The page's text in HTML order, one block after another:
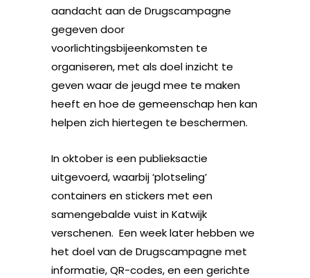
aandacht aan de Drugscampagne
gegeven door
voorlichtingsbijeenkomsten te
organiseren, met als doel inzicht te
geven waar de jeugd mee te maken
heeft en hoe de gemeenschap hen kan
helpen zich hiertegen te beschermen.
In oktober is een publieksactie
uitgevoerd, waarbij ‘plotseling’
containers en stickers met een
samengebalde vuist in Katwijk
verschenen. Een week later hebben we
het doel van de Drugscampagne met
informatie, QR-codes, en een gerichte